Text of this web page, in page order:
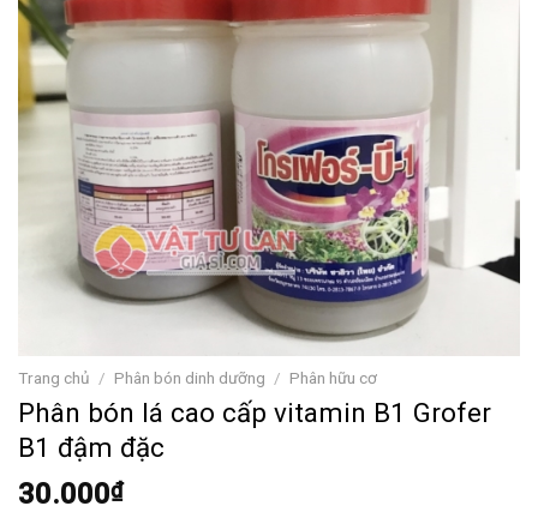
Trang chủ / Phân bón dinh dưỡng / Phân hữu cơ
Phân bón lá cao cấp vitamin B1 Grofer
B1 đậm đặc
30.000₫